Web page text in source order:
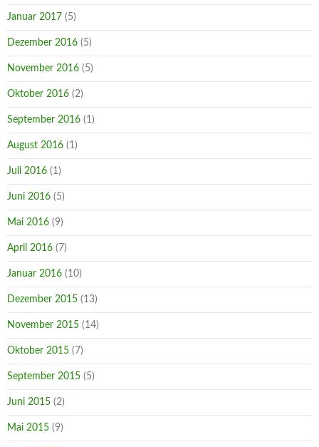
Januar 2017 (5)
Dezember 2016 (5)
November 2016 (5)
Oktober 2016 (2)
September 2016 (1)
August 2016 (1)
Juli 2016 (1)
Juni 2016 (5)
Mai 2016 (9)
April 2016 (7)
Januar 2016 (10)
Dezember 2015 (13)
November 2015 (14)
Oktober 2015 (7)
September 2015 (5)
Juni 2015 (2)
Mai 2015 (9)